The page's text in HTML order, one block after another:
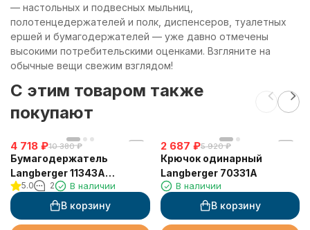
— настольных и подвесных мыльниц,
полотенцедержателей и полк, диспенсеров, туалетных
ершей и бумагодержателей — уже давно отмечены
высокими потребительскими оценками. Взгляните на
обычные вещи свежим взглядом!
C этим товаром также
покупают
4 718 ₽10 380 ₽
Бумагодержатель
Langberger 11343A
туалетной бумаги без
крышки квадратный
5.0 2 В наличии
В корзину
2 687 ₽5 920 ₽
Крючок одинарный
Langberger 70331A
В наличии
В корзину